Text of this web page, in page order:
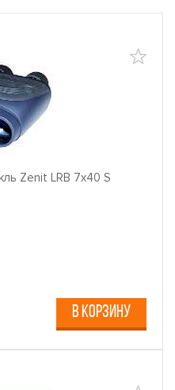
Zenit LRB 7x40 S
В КОРЗИНУ